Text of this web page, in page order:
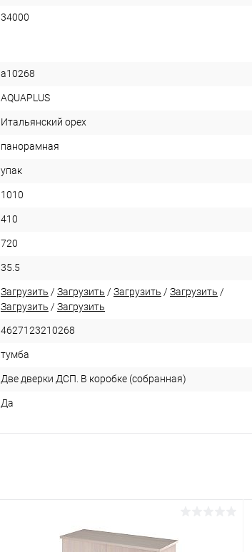
34000
a10268
AQUAPLUS
Итальянский орех
панорамная
упак
1010
410
720
35.5
Загрузить / Загрузить / Загрузить / Загрузить /
Загрузить / Загрузить
4627123210268
тумба
Две дверки ДСП. В коробке (собранная)
Да